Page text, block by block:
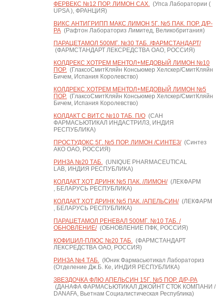
ФЕРВЕКС №12 ПОР. ЛИМОН САХ.(Упса Лаборатории (
UPSA ), ФРАНЦИЯ)
ВИКС АНТИГРИПП МАКС ЛИМОН 5Г. №5 ПАК. ПОР. Д/Р-
РА(Рафтон Лабораториз Лимитед, Великобритания)
ПАРАЦЕТАМОЛ 500МГ. №30 ТАБ. /ФАРМСТАНДАРТ/
(ФАРМСТАНДАРТ ЛЕКСРЕДСТВА ОАО, РОССИЯ)
КОЛДРЕКС ХОТРЕМ МЕНТОЛ+МЕДОВЫЙ ЛИМОН №10
ПОР.(ГлаксоСмитКляйн Консьюмер Хелскер/СмитКляйн
Бичем, Испания Королевство)
КОЛДРЕКС ХОТРЕМ МЕНТОЛ+МЕДОВЫЙ ЛИМОН №5
ПОР.(ГлаксоСмитКляйн Консьюмер Хелскер/СмитКляйн
Бичем, Испания Королевство)
КОЛДАКТ С ВИТ.С №10 ТАБ. П/О(САН
ФАРМАСЬЮТИКАЛ ИНДАСТРИЛЗ, ИНДИЯ
РЕСПУБЛИКА)
ПРОСТУДОКС 5Г. №5 ПОР. ЛИМОН /СИНТЕЗ/(Синтез
АКО ОАО, РОССИЯ)
РИНЗА №20 ТАБ.(UNIQUE PHARMACEUTICAL
LAB, ИНДИЯ РЕСПУБЛИКА)
КОЛДАКТ ХОТ ДРИНК №5 ПАК. /ЛИМОН/(ЛЕКФАРМ
, БЕЛАРУСЬ РЕСПУБЛИКА)
КОЛДАКТ ХОТ ДРИНК №5 ПАК. /АПЕЛЬСИН/(ЛЕКФАРМ
, БЕЛАРУСЬ РЕСПУБЛИКА)
ПАРАЦЕТАМОЛ РЕНЕВАЛ 500МГ. №10 ТАБ. /
ОБНОВЛЕНИЕ/(ОБНОВЛЕНИЕ ПФК, РОССИЯ)
КОФИЦИЛ-ПЛЮС №20 ТАБ.(ФАРМСТАНДАРТ
ЛЕКСРЕДСТВА ОАО, РОССИЯ)
РИНЗА №4 ТАБ.(Юник Фармасьютикал Лабораториз
(Отделение Дж.Б. Ке, ИНДИЯ РЕСПУБЛИКА)
ЗВЕЗДОЧКА ФЛЮ АПЕЛЬСИН 15Г. №5 ПОР. Д/Р-РА
(ДАНАФА ФАРМАСЬЮТИКАЛ ДЖОЙНТ СТОК КОМПАНИ /
DANAFA, Вьетнам Социалистическая Республика)